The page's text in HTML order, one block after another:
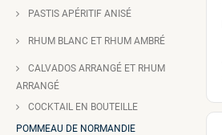
PASTIS APÉRITIF ANISÉ
RHUM BLANC ET RHUM AMBRÉ
CALVADOS ARRANGÉ ET RHUM
ARRANGÉ
COCKTAIL EN BOUTEILLE
POMMEAU DE NORMANDIE